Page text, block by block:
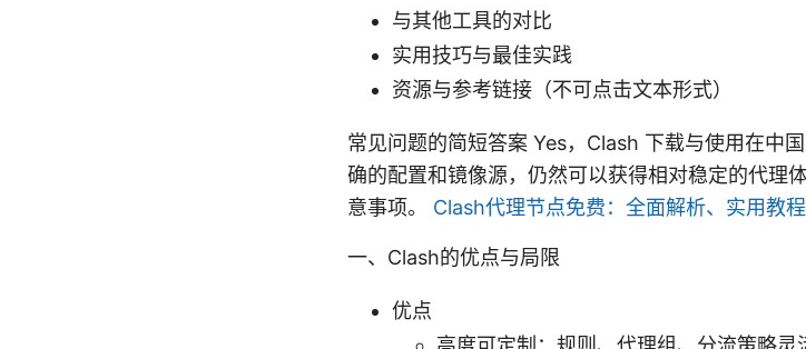
与其他工具的对比
实用技巧与最佳实践
资源与参考链接（不可点击文本形式）
常见问题的简短答案 Yes，Clash 下载与使用在中
确的配置和镜像源，仍然可以获得相对稳定的代理
意事项。 Clash代理节点免费：全面解析、实用教
一、Clash的优点与局限
优点